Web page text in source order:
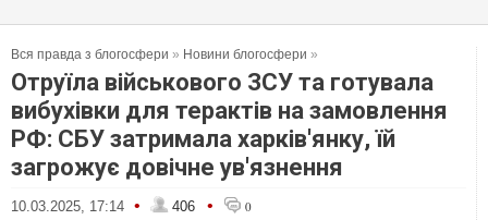
Вся правда з блогосфери » Новини блогосфери »
Отруїла військового ЗСУ та готувала
вибухівки для терактів на замовлення
РФ: СБУ затримала харків'янку, їй
загрожує довічне ув'язнення
10.03.2025, 17:14 • 406 • 0